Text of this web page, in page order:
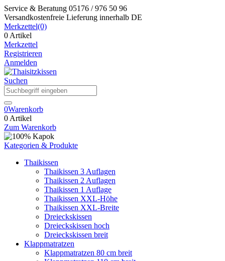
Service & Beratung 05176 / 976 50 96
Versandkostenfreie Lieferung innerhalb DE
Merkzettel(0)
0 Artikel
Merkzettel
Registrieren
Anmelden
Suchen
0Warenkorb
0 Artikel
Zum Warenkorb
Kategorien & Produkte
Thaikissen
Thaikissen 3 Auflagen
Thaikissen 2 Auflagen
Thaikissen 1 Auflage
Thaikissen XXL-Höhe
Thaikissen XXL-Breite
Dreieckskissen
Dreieckskissen hoch
Dreieckskissen breit
Klappmatratzen
Klappmatratzen 80 cm breit